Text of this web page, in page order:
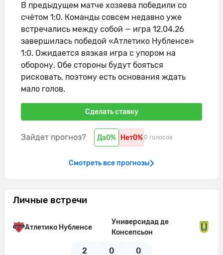
В предыдущем матче хозяева победили со
счётом 1:0. Команды совсем недавно уже
встречались между собой — игра 12.04.26
завершилась победой «Атлетико Нубленсе»
1:0. Ожидается вязкая игра с упором на
оборону. Обе стороны будут бояться
рисковать, поэтому есть основания ждать
мало голов.
Сделать ставку
Зайдет прогноз? Да0% Нет0% 0 голосов
Смотреть все прогнозы
Личные встречи
Атлетико Нубленсе
2 0 0
Универсидад де
Консепсьон